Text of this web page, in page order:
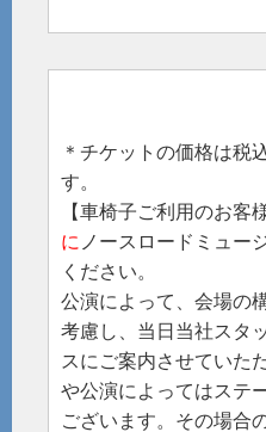
＊チケットの価格は税
す。
【車椅子ご利用のお客
に ノースロードミュー
ください。
公演によって、会場の
考慮し、当日当社スタ
スにご案内させていた
や公演によってはステ
ございます。その場合